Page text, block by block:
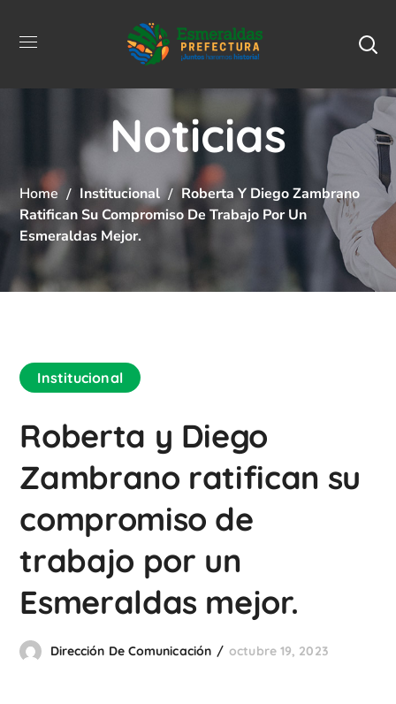
Noticias
Home Institucional
Roberta Y Diego Zambrano
Ratifican Su Compromiso De Trabajo Por Un
Esmeraldas Mejor.
Institucional
Roberta y Diego
Zambrano ratifican su
compromiso de
trabajo por un
Esmeraldas mejor.
Dirección De Comunicación octubre 19, 2023